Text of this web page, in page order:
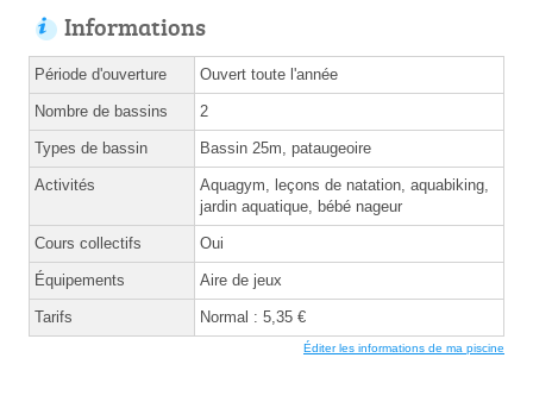
Informations
Période d'ouverture Ouvert toute l'année
Nombre de bassins 2
Types de bassin Bassin 25m, pataugeoire
Activités
Aquagym, leçons de natation, aquabiking,
jardin aquatique, bébé nageur
Cours collectifs Oui
Équipements Aire de jeux
Tarifs Normal : 5,35 €
Éditer les informations de ma piscine